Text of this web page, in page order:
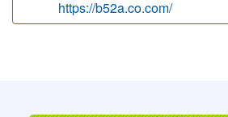
https://b52a.co.com/